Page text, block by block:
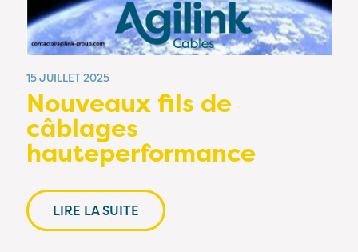
15 JUILLET 2025
Nouveaux fils de
câblages
hauteperformance
LIRE LA SUITE